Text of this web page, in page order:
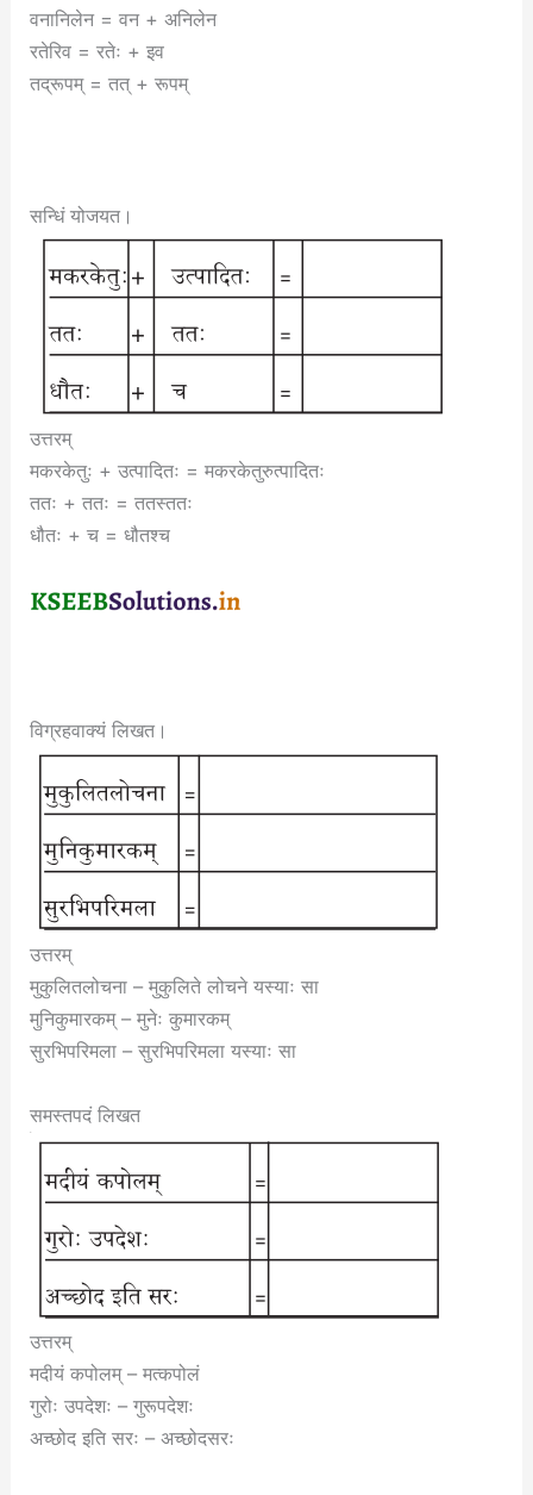
वनानिलेन = वन + अनिलेन
रतेरिव = रतेः + इव
तद्रूपम् = तत् + रूपम्
सन्धिं योजयत।
उत्तरम्
मकरकेतुः + उत्पादितः = मकरकेतुरुत्पादितः
ततः + ततः = ततस्ततः
धौतः + च = धौतश्च
विग्रहवाक्यं लिखत।
उत्तरम्
मुकुलितलोचना – मुकुलिते लोचने यस्याः सा
मुनिकुमारकम् – मुनेः कुमारकम्
सुरभिपरिमला – सुरभिपरिमला यस्याः सा
समस्तपदं लिखत
उत्तरम्
मदीयं कपोलम् – मत्कपोलं
गुरोः उपदेशः – गुरूपदेशः
अच्छोद इति सरः – अच्छोदसरः